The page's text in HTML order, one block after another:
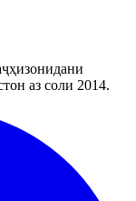
аз соли 2014.